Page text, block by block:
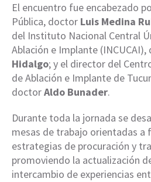
El encuentro fue encabezado
Pública, doctor Luis Medina
del Instituto Nacional Central
Ablación e Implante
Hidalgo; y el director del
de Ablación e Implante de
doctorAldo Bunader.
Durante toda la jornada se
mesas de trabajo orientadas a
estrategias de procuración y
promoviendo la actualización
intercambio de experiencias